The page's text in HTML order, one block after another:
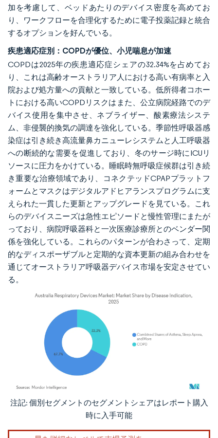
加を考慮して、ベッドあたりのデバイス密度を高めてお
り、ワークフローを合理化するために電子投薬記録と統合
するオプションを好んでいる。
疾患適応症別：COPDが優位、小児喘息が加速
COPDは2025年の疾患適応症シェアの32.34%を占めてお
り、これは高齢オーストラリア人における高い有病率と入
院および処方量への貢献と一致している。低所得者コホー
トにおける高いCOPDリスクはまた、公立病院経路でのデ
バイス使用を集中させ、ネブライザー、酸素療法システ
ム、非侵襲的換気の調達を強化している。季節性呼吸器感
染症は引き続き高流量鼻カニューレシステムと人工呼吸器
への断続的な需要を促進しており、冬のサージ時にICUリ
ソースに圧力をかけている。睡眠時無呼吸症候群は引き続
き重要な治療領域であり、コネクテッドCPAPプラットフ
ォームとマスクはデジタルアドヒアランスプログラムに支
えられた一貫した更新とアップグレードを見ている。これ
らのデバイスニーズは急性エピソードと慢性管理にまたが
っており、病院呼吸器科と一次医療診療所とのベンダー関
係を強化している。これらのパターンが合わさって、定期
的なディスポーザブルと定期的な資本更新の組み合わせを
通じてオーストラリア呼吸器デバイス市場を安定させてい
る。
画像 © Mordor Intelligence。再利用にはCC BY 4.0の表示が必要です。
注記: 個別セグメントのセグメントシェアはレポート購入
時に入手可能